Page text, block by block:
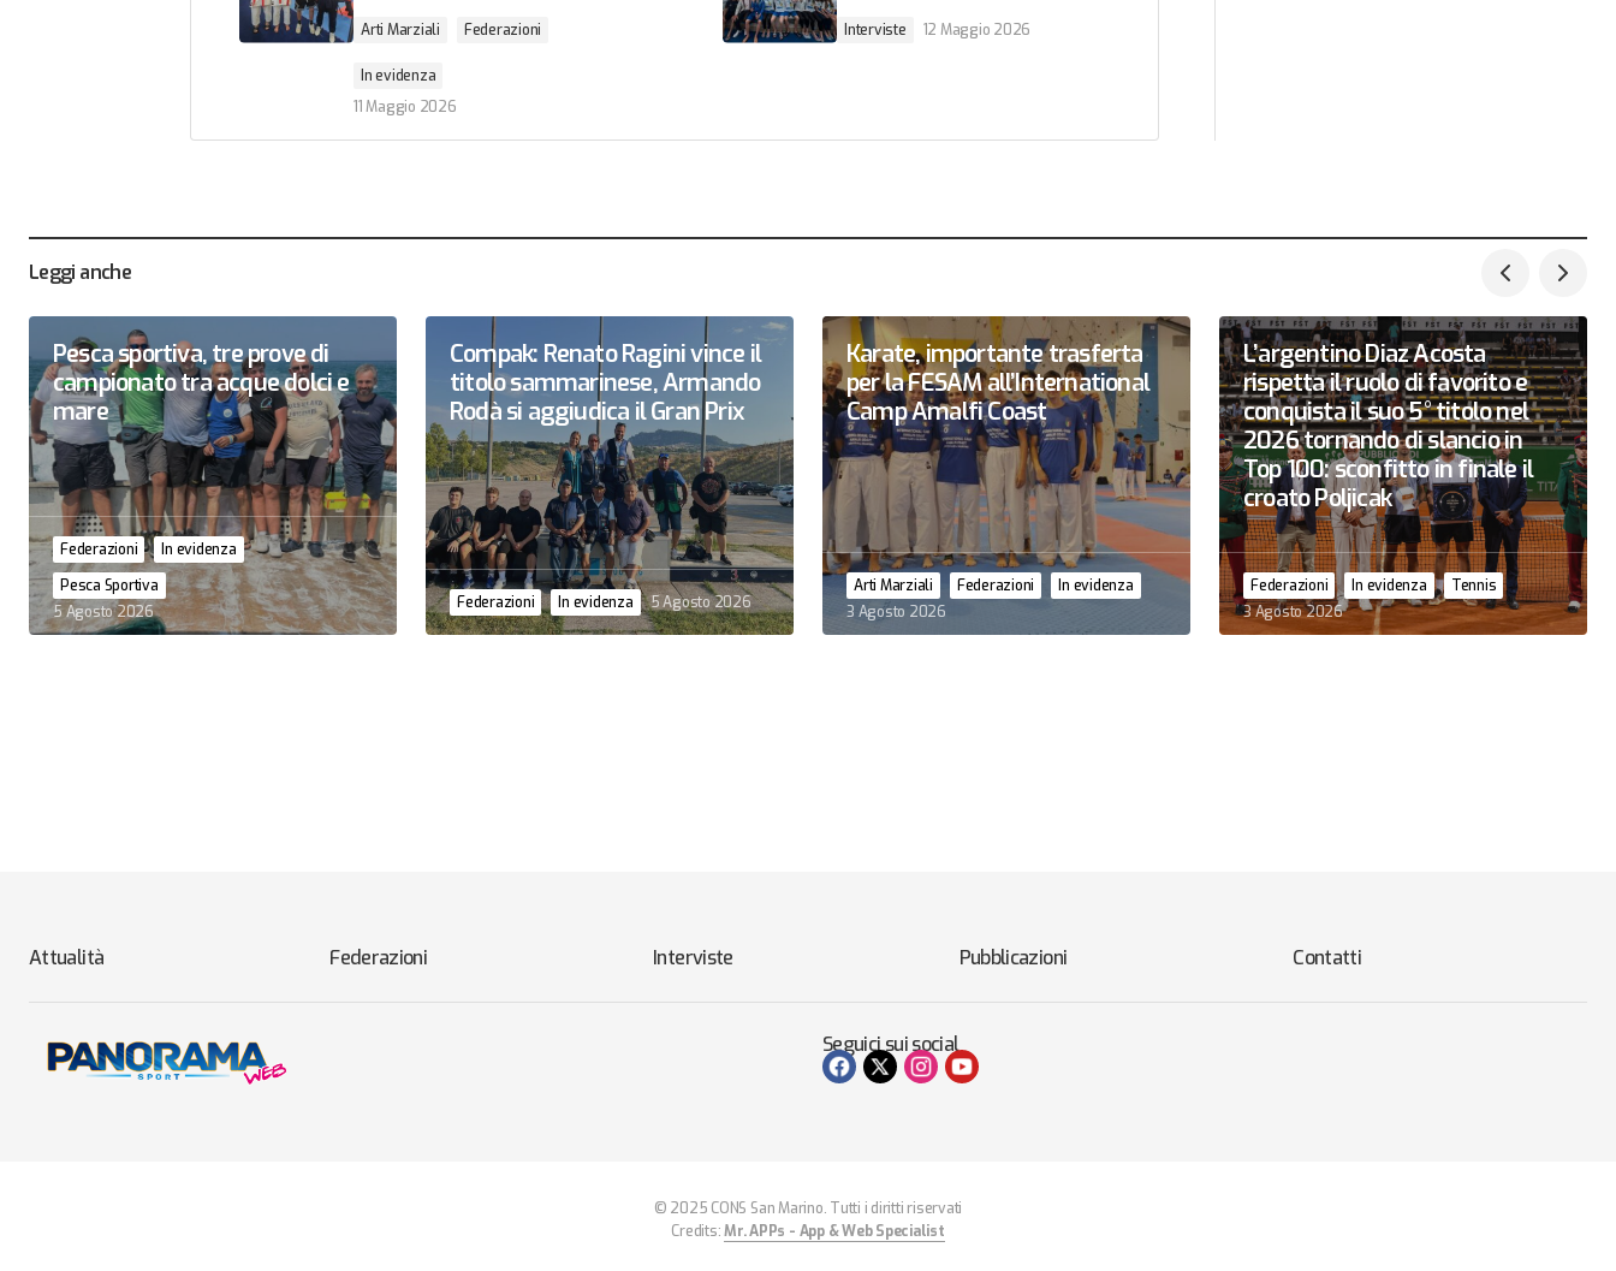
Arti Marziali Federazioni
In evidenza
11 Maggio 2026
Interviste 12 Maggio 2026
Leggi anche
Pesca sportiva, tre prove di
campionato tra acque dolci e
mare
Federazioni
In evidenza
Pesca Sportiva
5 Agosto 2026
Compak: Renato Ragini vince il
titolo sammarinese, Armando
Rodà si aggiudica il Gran Prix
Federazioni In evidenza 5 Agosto 2026
Karate, importante trasferta
per la FESAM all’International
Camp Amalfi Coast
Arti Marziali Federazioni
In evidenza
3 Agosto 2026
L’argentino Diaz Acosta
rispetta il ruolo di favorito e
conquista il suo 5° titolo nel
2026 tornando di slancio in
Top 100: sconfitto in finale il
croato Poljicak
Federazioni In evidenza
Tennis
3 Agosto 2026
Attualità Federazioni Interviste Pubblicazioni Contatti
Seguici sui social
© 2025 CONS San Marino. Tutti i diritti riservati
Credits:Mr. APPs - App & Web Specialist